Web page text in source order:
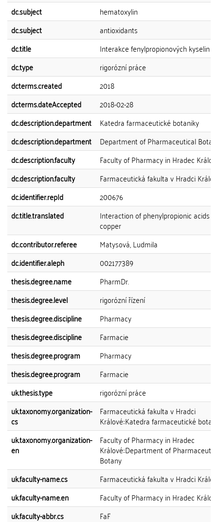
dc.subject
hematoxylin
dc.subject
antioxidants
dc.title
Interakce fenylpropionových kyselin
dc.type
rigorózní práce
dcterms.created
2018
dcterms.dateAccepted
2018-02-28
dc.description.department
Katedra farmaceutické botaniky
dc.description.department
Department of Pharmaceutical
dc.description.faculty
Faculty of Pharmacy in Hradec
dc.description.faculty
Farmaceutická fakulta v Hradci
dc.identifier.repId
200676
dc.title.translated
Interaction of phenylpropionic acids
copper
dc.contributor.referee
Matysová, Ludmila
dc.identifier.aleph
002177389
thesis.degree.name
PharmDr.
thesis.degree.level
rigorózní řízení
thesis.degree.discipline
Pharmacy
thesis.degree.discipline
Farmacie
thesis.degree.program
Pharmacy
thesis.degree.program
Farmacie
uk.thesis.type
rigorózní práce
uk.taxonomy.organization-
cs
Farmaceutická fakulta v Hradci
Králové::Katedra farmaceutické
uk.taxonomy.organization-
en
Faculty of Pharmacy in Hradec
Králové::Department of
Botany
uk.faculty-name.cs
Farmaceutická fakulta v Hradci
uk.faculty-name.en
Faculty of Pharmacy in Hradec
uk.faculty-abbr.cs
FaF